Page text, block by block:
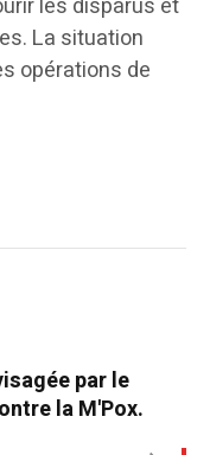
La situation
opérations de
par le
la M'Pox.